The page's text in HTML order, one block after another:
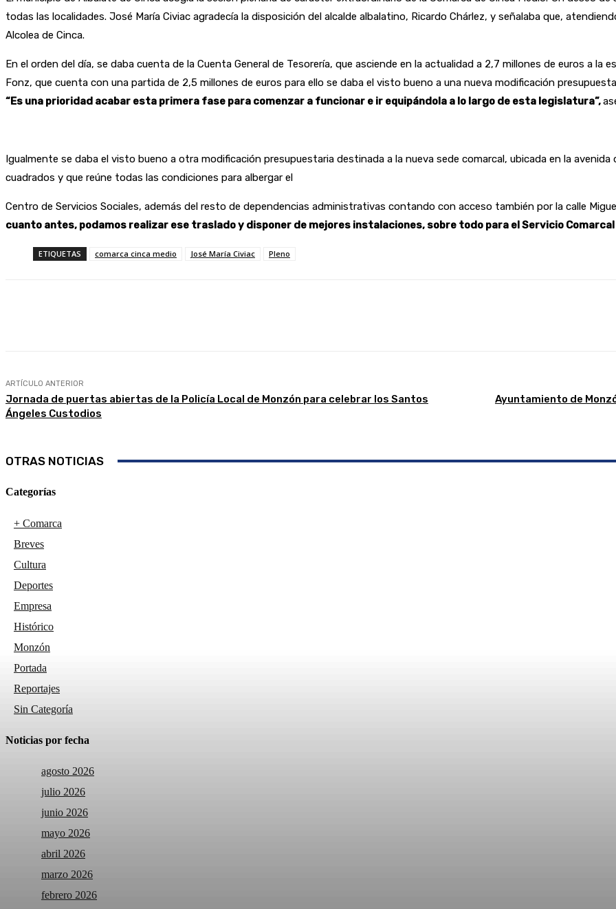
todas las localidades. José María Civiac agradecía la disposición del alcalde albalatino, Ricardo Chárlez, y señalaba que,
Alcolea de Cinca.
En el orden del día, se daba cuenta de la Cuenta General de Tesorería, que asciende en la actualidad a 2,7 millones de euros a la
Fonz, que cuenta con una partida de 2,5 millones de euros para ello se daba el visto bueno a una nueva modificación
“Es una prioridad acabar esta primera fase para comenzar a funcionar e ir equipándola a lo largo de esta legislatura”,
Igualmente se daba el visto bueno a otra modificación presupuestaria destinada a la nueva sede comarcal, ubicada en la
cuadrados y que reúne todas las condiciones para albergar el
Centro de Servicios Sociales, además del resto de dependencias administrativas contando con acceso también por la calle
cuanto antes, podamos realizar ese traslado y disponer de mejores instalaciones, sobre todo para el Servicio Comarcal
ETIQUETAS comarca cinca medio José María Civiac Pleno
ARTÍCULO ANTERIOR
Jornada de puertas abiertas de la Policía Local de Monzón para celebrar los Santos
Ángeles Custodios
Ayuntamiento de
OTRAS NOTICIAS
Categorías
+ Comarca
Breves
Cultura
Deportes
Empresa
Histórico
Monzón
Portada
Reportajes
Sin Categoría
Noticias por fecha
agosto 2026
julio 2026
junio 2026
mayo 2026
abril 2026
marzo 2026
febrero 2026